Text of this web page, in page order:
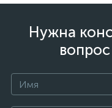
Нужна